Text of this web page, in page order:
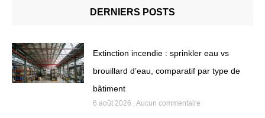
DERNIERS POSTS
Extinction incendie : sprinkler eau vs
brouillard d’eau, comparatif par type de
bâtiment
6 août 2026 Aucun commentaire